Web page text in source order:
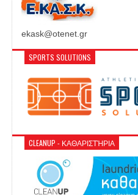
ekask@otenet.gr
SPORTS SOLUTIONS
CLEANUP - ΚΑΘΑΡΙΣΤΉΡΙΑ